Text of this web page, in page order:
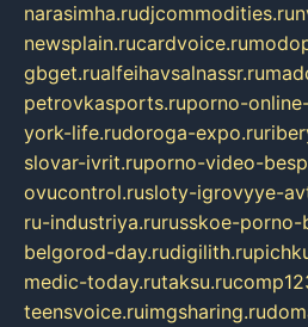
narasimha.rudjcommodities.ru
newsplain.rucardvoice.ru
gbget.rualfeihavsalnassr.ru
petrovkasports.ruporno-
york-life.rudoroga-expo.ru
slovar-ivrit.ruporno-video-
ovucontrol.rusloty-igrovyye-
ru-industriya.rurusskoe-porno-
belgorod-day.rudigilith.ru
medic-today.rutaksu.ru
teensvoice.ruimgsharing.ru